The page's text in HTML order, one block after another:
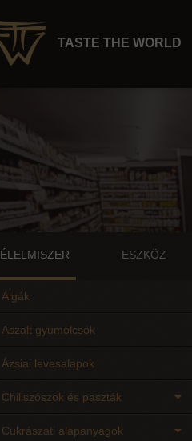
TASTE THE WORLD
ÉLELMISZER ESZKÖZ
Algák
Aszalt gyümölcsök
Ázsiai levesalapok
Chiliszószok és paszták
Cukrászati alapanyagok